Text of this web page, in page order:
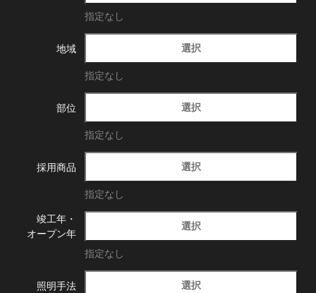
指定なし
地域 選択
指定なし
部位 選択
指定なし
採用商品 選択
指定なし
竣工年・
オープン年
選択
指定なし
照明手法 選択